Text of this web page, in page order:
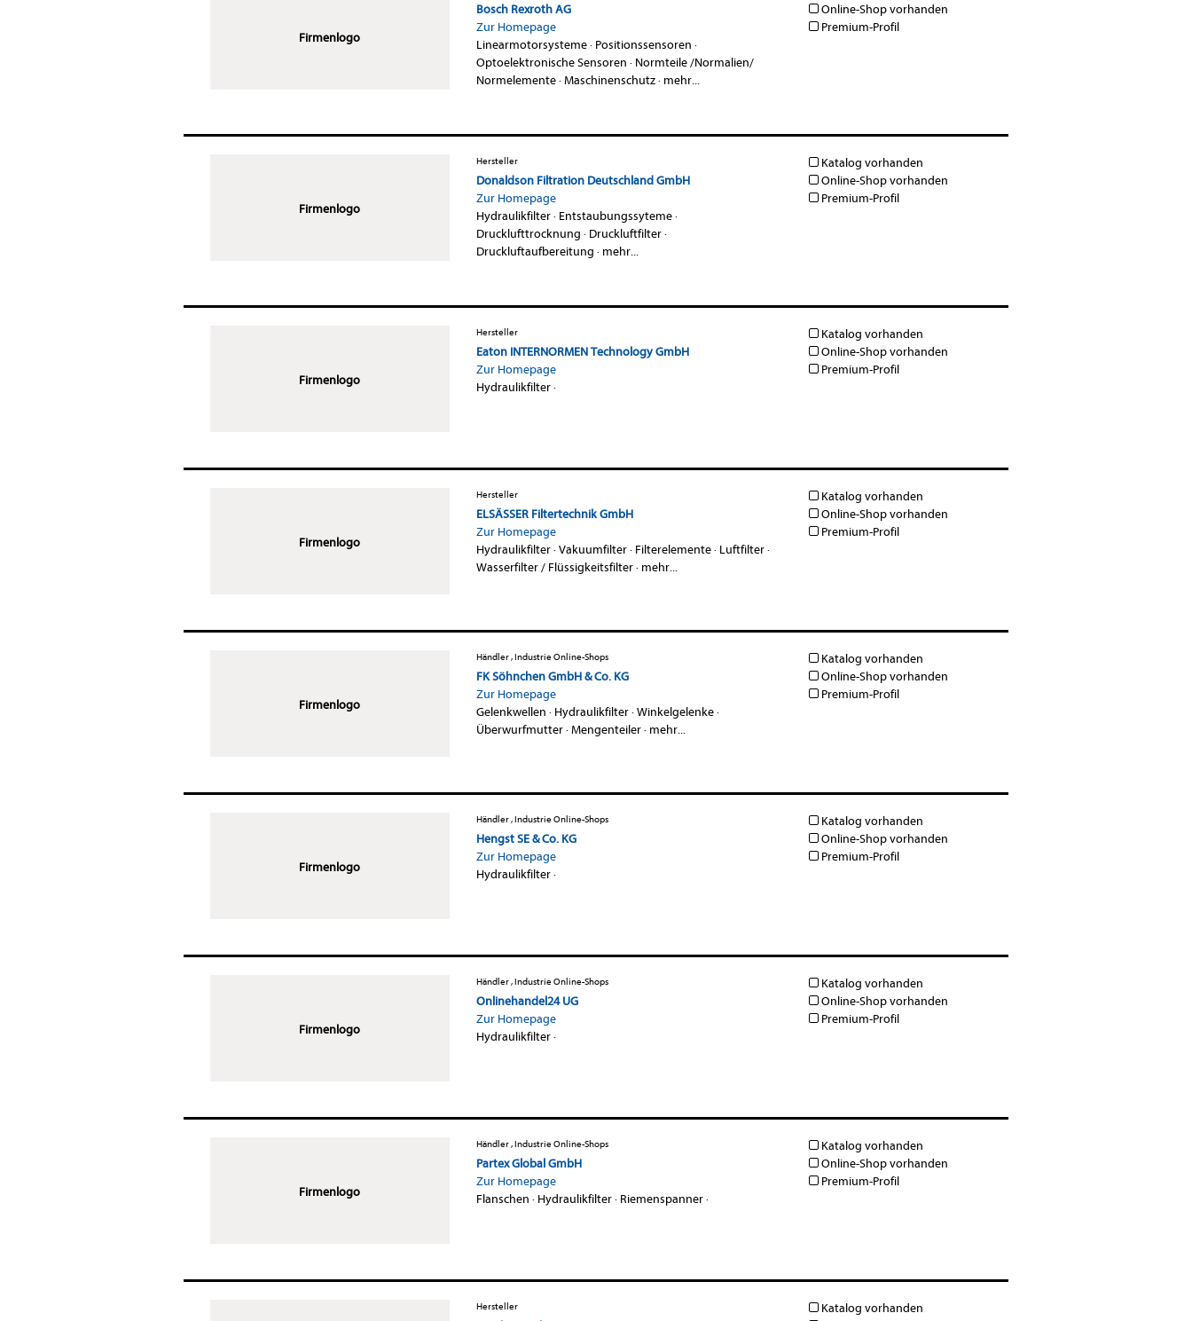
Firmenlogo
Bosch Rexroth AG
Zur Homepage
Linearmotorsysteme· Positionssensoren ·
Optoelektronische Sensoren · Normteile /Normalien/
Normelemente·Maschinenschutz· mehr...
Online-Shop vorhanden
Premium-Profil
Firmenlogo
Hersteller
Donaldson Filtration Deutschland GmbH
Zur Homepage
Hydraulikfilter· Entstaubungssyteme·
Drucklufttrocknung · Druckluftfilter·
Druckluftaufbereitung · mehr...
Katalog vorhanden
Online-Shop vorhanden
Premium-Profil
Firmenlogo
Hersteller
Eaton INTERNORMEN Technology GmbH
Zur Homepage
Hydraulikfilter·
Katalog vorhanden
Online-Shop vorhanden
Premium-Profil
Firmenlogo
Hersteller
ELSÄSSER Filtertechnik GmbH
Zur Homepage
Hydraulikfilter·Vakuumfilter· Filterelemente· Luftfilter·
Wasserfilter / Flüssigkeitsfilter· mehr...
Katalog vorhanden
Online-Shop vorhanden
Premium-Profil
Firmenlogo
Händler , Industrie Online-Shops
FK Söhnchen GmbH & Co. KG
Zur Homepage
Gelenkwellen · Hydraulikfilter·Winkelgelenke·
Überwurfmutter·Mengenteiler· mehr...
Katalog vorhanden
Online-Shop vorhanden
Premium-Profil
Firmenlogo
Händler , Industrie Online-Shops
Hengst SE & Co. KG
Zur Homepage
Hydraulikfilter·
Katalog vorhanden
Online-Shop vorhanden
Premium-Profil
Firmenlogo
Händler , Industrie Online-Shops
Onlinehandel24 UG
Zur Homepage
Hydraulikfilter·
Katalog vorhanden
Online-Shop vorhanden
Premium-Profil
Firmenlogo
Händler , Industrie Online-Shops
Partex Global GmbH
Zur Homepage
Flanschen · Hydraulikfilter· Riemenspanner·
Katalog vorhanden
Online-Shop vorhanden
Premium-Profil
Hersteller
Katalog vorhanden